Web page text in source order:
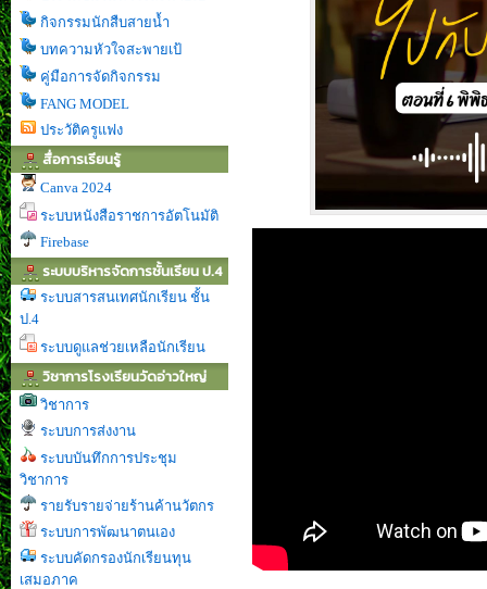
กิจกรรมนักสืบสายน้ำ
บทความหัวใจสะพายเป้
คู่มือการจัดกิจกรรม
FANG MODEL
ประวัติครูแฟง
สื่อการเรียนรู้
Canva 2024
ระบบหนังสือราชการอัตโนมัติ
Firebase
ระบบบริหารจัดการชั้นเรียน ป.4
ระบบสารสนเทศนักเรียน ชั้น
ป.4
ระบบดูแลช่วยเหลือนักเรียน
วิชาการโรงเรียนวัดอ่าวใหญ่
วิชาการ
ระบบการส่งงาน
ระบบบันทึกการประชุม
วิชาการ
รายรับรายจ่ายร้านค้านวัตกร
ระบบการพัฒนาตนเอง
ระบบคัดกรองนักเรียนทุน
เสมอภาค